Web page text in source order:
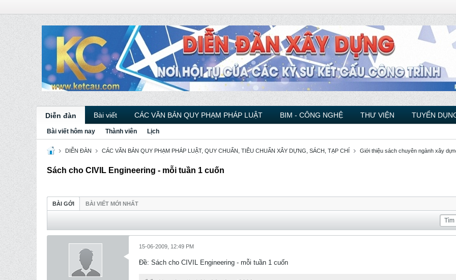
Diễn đàn Bài viết CÁC VĂN BẢN QUY PHẠM PHÁP LUẬT BIM - CÔNG NGHỆ THƯ VIỆN TUYỂN
Bài viết hôm nay Thành viên Lịch
DIỄN ĐÀN CÁC VĂN BẢN QUY PHẠM PHÁP LUẬT, QUY CHUẨN, TIÊU CHUẨN XÂY DỰNG, SÁCH, TẠP CHÍ Giới thiệu sách chuyên ngành xây
Sách cho CIVIL Engineering - mỗi tuần 1 cuốn
BÀI GỞI BÀI VIẾT MỚI NHẤT
15-06-2009, 12:49 PM
Ðề: Sách cho CIVIL Engineering - mỗi tuần 1 cuốn